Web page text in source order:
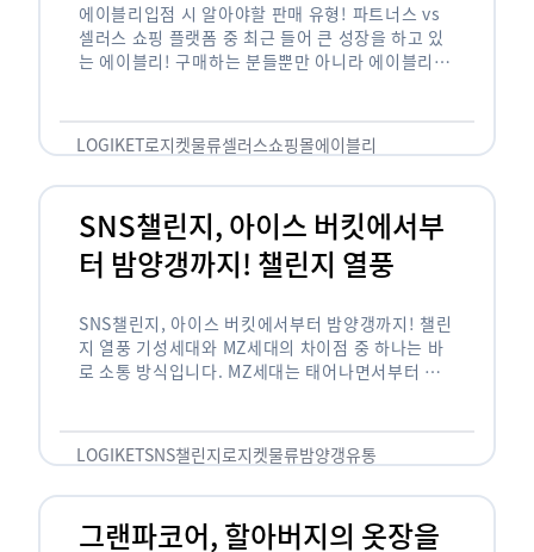
에이블리입점 시 알아야할 판매 유형! 파트너스 vs
셀러스 쇼핑 플랫폼 중 최근 들어 큰 성장을 하고 있
는 에이블리! 구매하는 분들뿐만 아니라 에이블리에
LOGIKET로지켓물류셀러스쇼핑몰에이블리
SNS챌린지, 아이스 버킷에서부
터 밤양갱까지! 챌린지 열풍
SNS챌린지, 아이스 버킷에서부터 밤양갱까지! 챌린
지 열풍 기성세대와 MZ세대의 차이점 중 하나는 바
로 소통 방식입니다. MZ세대는 태어나면서부터 디
도 능숙한 …
LOGIKETSNS챌린지로지켓물류밤양갱유통
그랜파코어, 할아버지의 옷장을